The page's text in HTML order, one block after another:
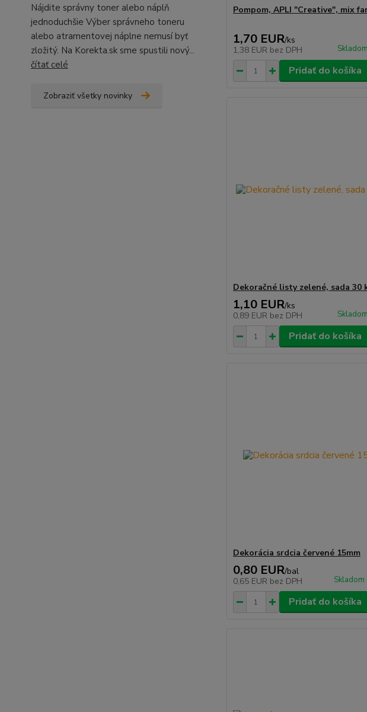
Nájdite správny toner alebo náplň
jednoduchšie Výber správneho toneru
alebo atramentovej náplne nemusí byť
zložitý. Na Korekta.sk sme spustili nový...
čítať celé
Zobraziť všetky novinky
Pompom, APLI "Creative", mix
1,70 EUR/ks
1,38 EUR bez DPH
Pridať do košíka
Dekoračné listy zelené, sada 30
1,10 EUR/ks
0,89 EUR bez DPH
Pridať do košíka
Dekorácia srdcia červené 15mm
0,80 EUR/bal
0,65 EUR bez DPH
Pridať do košíka